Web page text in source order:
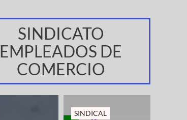
SINDICATO
EMPLEADOS DE
COMERCIO
SINDICAL